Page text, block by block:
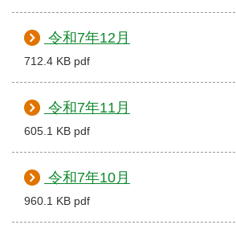
令和7年12月
712.4 KB pdf
令和7年11月
605.1 KB pdf
令和7年10月
960.1 KB pdf